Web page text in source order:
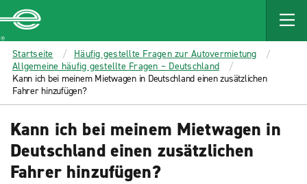
MAIN
CONTENT
Enterprise
Startseite
Häufig gestellte Fragen zur Autovermietung
Allgemeine häufig gestellte Fragen – Deutschland
Kann ich bei meinem Mietwagen in Deutschland einen zusätzlichen
Fahrer hinzufügen?
Kann ich bei meinem Mietwagen in
Deutschland einen zusätzlichen
Fahrer hinzufügen?